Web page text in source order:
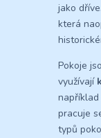
jako
která
Pokoje
využívají
například
pracuje
typů